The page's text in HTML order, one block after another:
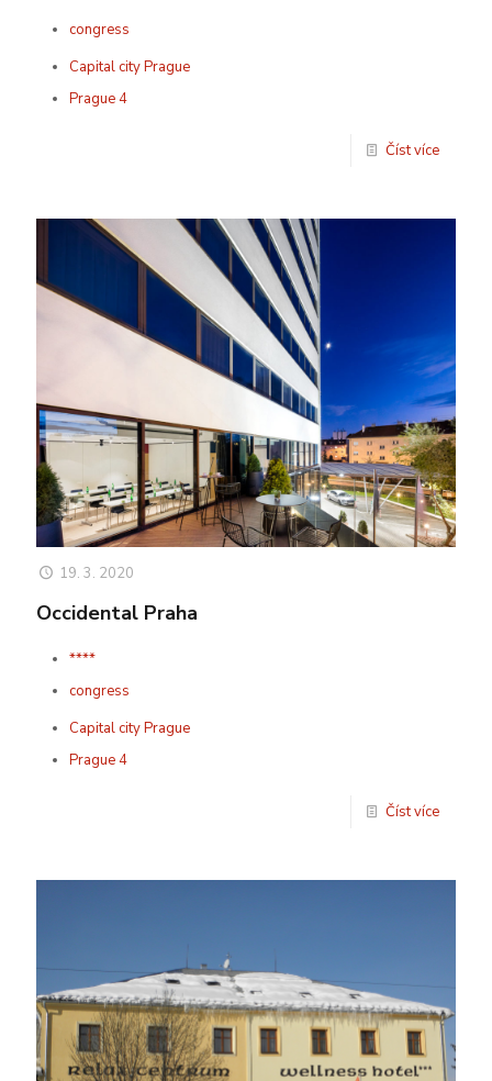
congress
Capital city Prague
Prague 4
Číst více
19. 3. 2020
Occidental Praha
****
congress
Capital city Prague
Prague 4
Číst více